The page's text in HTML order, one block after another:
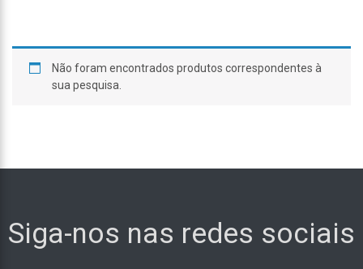
Não foram encontrados produtos correspondentes à
sua pesquisa.
Siga-nos nas redes sociais